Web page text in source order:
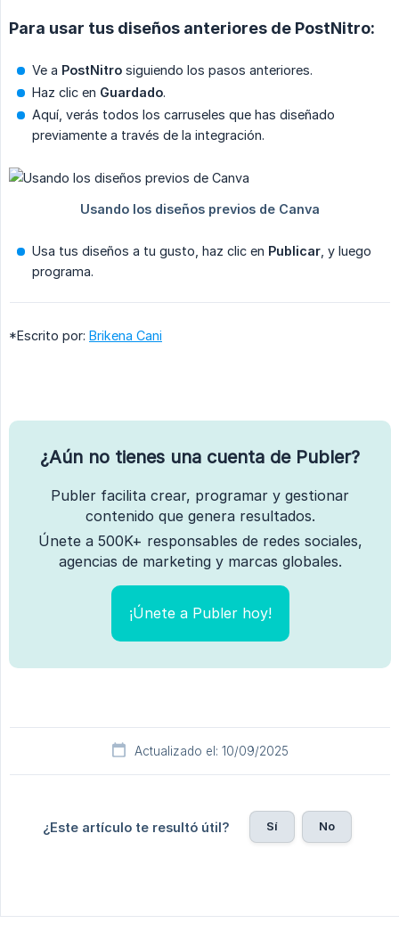
Para usar tus diseños anteriores de PostNitro:
Ve a PostNitro siguiendo los pasos anteriores.
Haz clic en Guardado.
Aquí, verás todos los carruseles que has diseñado
previamente a través de la integración.
Usa tus diseños a tu gusto, haz clic en Publicar , y luego
programa.
*Escrito por: Brikena Cani
¿Aún no tienes una cuenta de Publer?
Publer facilita crear, programar y gestionar
contenido que genera resultados.
Únete a 500K+ responsables de redes sociales,
agencias de marketing y marcas globales.
¡Únete a Publer hoy!
Actualizado el: 10/09/2025
¿Este artículo te resultó útil? Sí No